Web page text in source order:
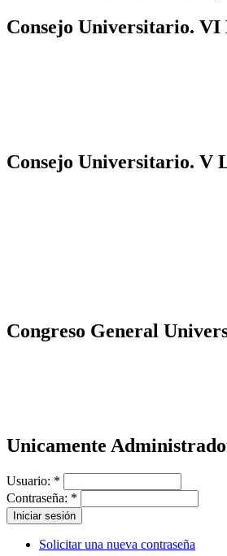
Consejo Universitario. VI
Consejo Universitario. V
Congreso General
Unicamente
Usuario: *
Contraseña: *
Solicitar una nueva contraseña